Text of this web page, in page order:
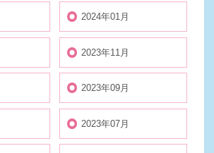
2024年01月
2023年11月
2023年09月
2023年07月